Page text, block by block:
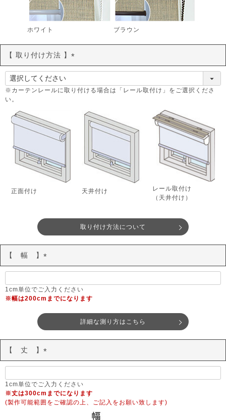
ホワイト ブラウン
【 取り付け方法 】
(
須
※カーテンレールに取り付ける場合は「レール取付け」をご選択くださ
い。
正面付け 天井付け
レール取付け
（天井付け）
取り付け方法について
【 幅 】
(
須
)
1cm単位でご入力ください
※幅は200cmまでになります
詳細な測り方はこちら
【 丈 】
(
須
)
1cm単位でご入力ください
※丈は300cmまでになります
(製作可能範囲をご確認の上、ご記入をお願い致します)